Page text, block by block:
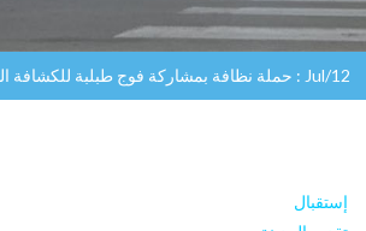
Jul/12 : حملة نظافة بمشاركة فوج طبلبة للكشافة التونسية
إستقبال